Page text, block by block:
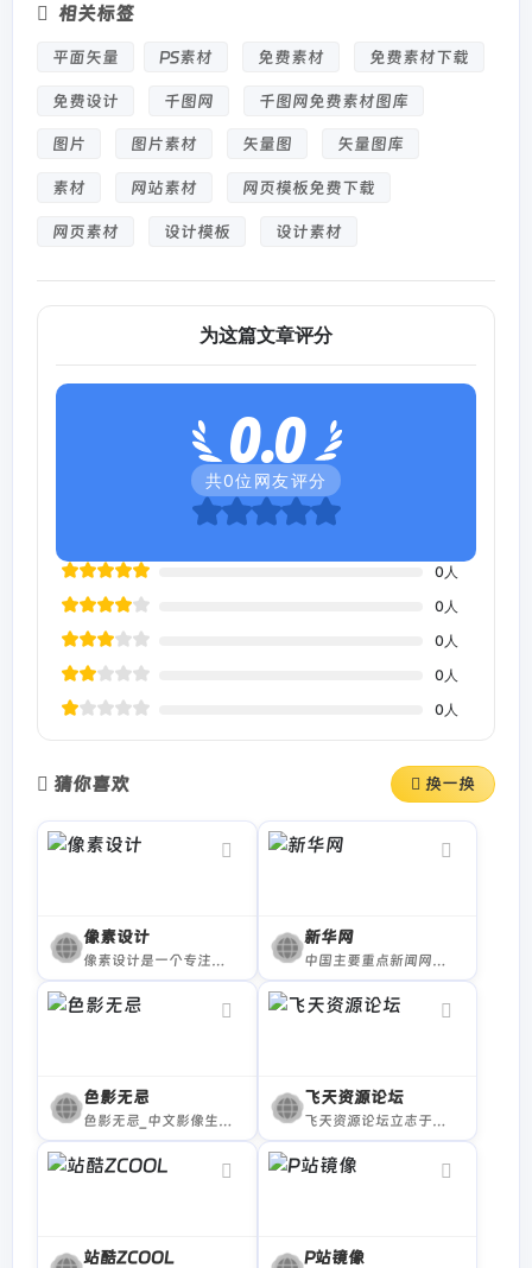
相关标签
平面矢量 PS素材 免费素材 免费素材下载
免费设计 千图网 千图网免费素材图库
图片 图片素材 矢量图 矢量图库
素材 网站素材 网页模板免费下载
网页素材 设计模板 设计素材
为这篇文章评分
0.0
共0位网友评分
0 人
0 人
0 人
0 人
0 人
猜你喜欢 换一换
像素设计
像素设计是一个专注于国外设计资源的分享平台，提供平面、UI、可商用字体、模型样机、视频特效等多领域素材，适用于平面设计、UI设计、视频制作等场景，助力设计师高效创作。
新华网
中国主要重点新闻网站,依托新华社遍布全球的采编网络,记者遍布世界100多个国家和地区,地方频道分布全国31个省市自治区,每天24小时同时使用6种语言滚动发稿,权威、准确、及时播发国内外重要新闻和重大突发事件,受众覆盖200多个国家和地区,发展论坛是全球知名的中文论坛。
色影无忌
色影无忌_中文影像生活门户
飞天资源论坛
飞天资源论坛立志于中国最优秀PS论坛,摄影后期论坛,提供LR预设,PS插件,摄影教程,PS后期摄影后期及影视后期资源共享论坛,为广大平面设计摄影爱好者提供一个交流学习平台,加入我们你将获得最多最全的后期教程与素材下载。
站酷ZCOOL P站镜像